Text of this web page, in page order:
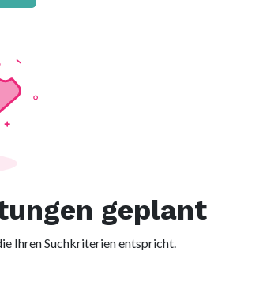
geplant
Ihren Suchkriterien entspricht.